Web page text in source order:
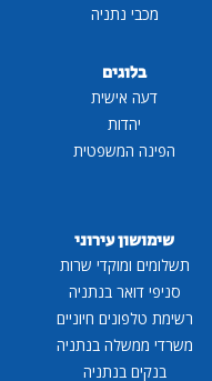
מכבי נתניה
בלוגים
דעה אישית
יהדות
הפינה המשפטית
שימושון עירוני
תשלומים ומוקדי שרות
סניפי דואר בנתניה
רשימת טלפונים חיוניים
משרדי ממשלה בנתניה
בנקים בנתניה